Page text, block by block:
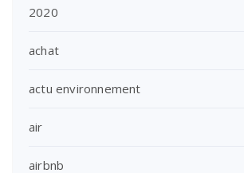
2020
achat
actu environnement
air
airbnb